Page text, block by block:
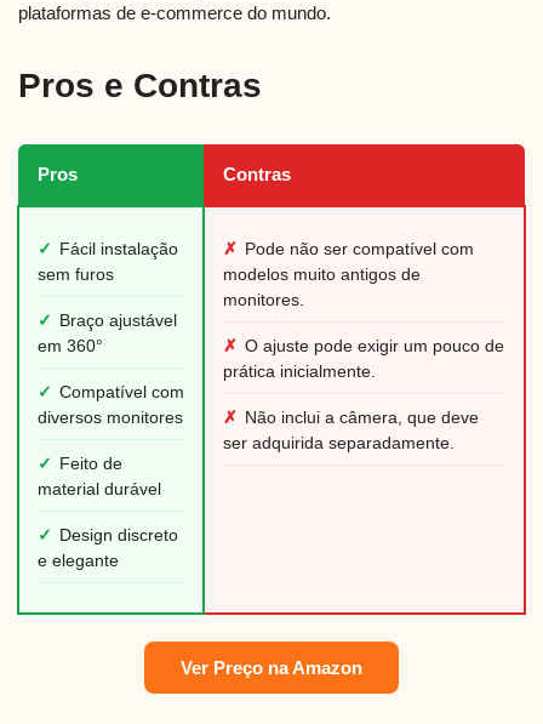
plataformas de e-commerce do mundo.
Pros e Contras
Pros Contras
✓
Fácil instalação
sem furos
✓
Braço ajustável
em 360°
✓ Compatível com
diversos monitores
✓
Feito de
material durável
✓
Design discreto
e elegante
✗ Pode não ser compatível com
modelos muito antigos de
monitores.
✗ O ajuste pode exigir um pouco de
prática inicialmente.
✗ Não inclui a câmera, que deve
ser adquirida separadamente.
Ver Preço na Amazon